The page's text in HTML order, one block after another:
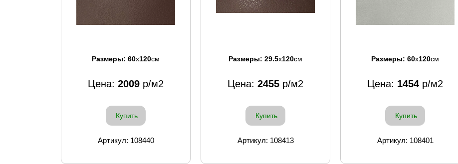
Размеры: 60x120см
Цена: 2009 р/м2
Купить
Артикул: 108440
Размеры: 29.5x120см
Цена: 2455 р/м2
Купить
Артикул: 108413
Размеры: 60x120см
Цена: 1454 р/м2
Купить
Артикул: 108401